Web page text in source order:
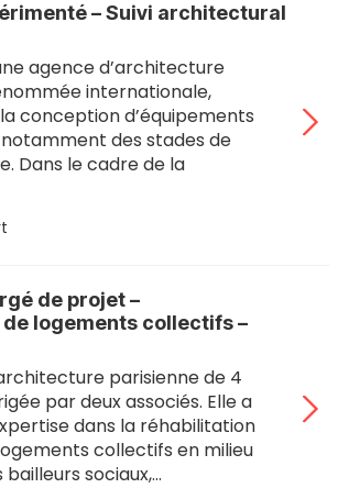
– Suivi architectural
agence d’architecture
internationale,
conception d’équipements
des stades de
Dans le cadre de la
de projet –
logements collectifs –
parisienne de 4
par deux associés. Elle a
dans la réhabilitation
collectifs en milieu
sociaux,…